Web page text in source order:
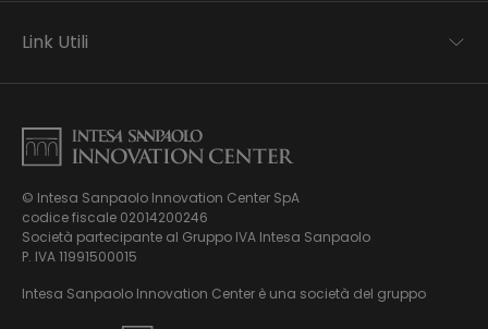
© Intesa Sanpaolo Innovation Center SpA
codice fiscale 02014200246
Società partecipante al Gruppo IVA Intesa Sanpaolo
P. IVA 11991500015
Intesa Sanpaolo Innovation Center è una società del gruppo
Applied research
Business transformation
Chi siamo
News ed Eventi
Podcast
Virtual Tour
Link Utili
Informativa Privacy
Informativa Privacy Careers
Privacy e Cookie Policy
Mappa del sito
Whistleblowing
Modello di gestione, organizzazione e controllo ex Dlgs.